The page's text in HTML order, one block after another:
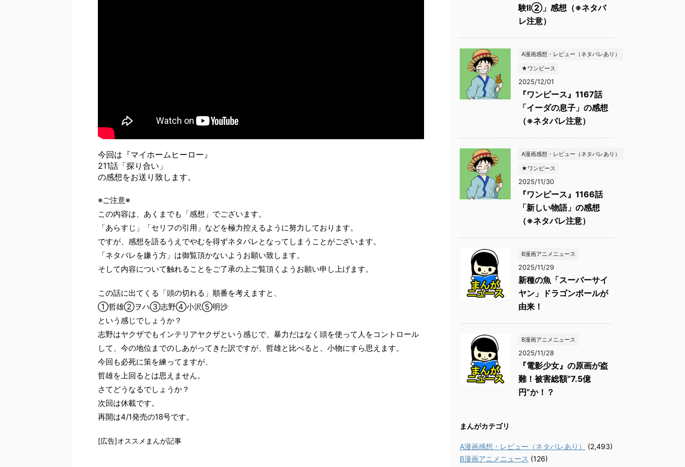
今回は『マイホームヒーロー』
211話「探り合い」
の感想をお送り致します。
※ご注意※
この内容は、あくまでも「感想」でございます。
「あらすじ」「セリフの引用」などを極力控えるように努力しております。
ですが、感想を語るうえでやむを得ずネタバレとなってしまうことがございます。
「ネタバレを嫌う方」は御覧頂かないようお願い致します。
そして内容について触れることをご了承の上ご覧頂くようお願い申し上げます。
この話に出てくる「頭の切れる」順番を考えますと、
①哲雄②ヲハ③志野④小沢⑤明沙
という感じでしょうか？
志野はヤクザでもインテリアヤクザという感じで、暴力だはなく頭を使って人をコントロール
して、今の地位までのしあがってきた訳ですが、哲雄と比べると、小物にすら思えます。
今回も必死に策を練ってますが、
哲雄を上回るとは思えません。
さてどうなるでしょうか？
次回は休載です。
再開は4/1発売の18号です。
[広告]オススメまんが記事
験Ⅱ②」感想（※ネタバ
レ注意）
A漫画感想・レビュー（ネタバレあり）
★ワンピース
2025/12/01
『ワンピース』1167話
「イーダの息子」の感想
（※ネタバレ注意）
A漫画感想・レビュー（ネタバレあり）
★ワンピース
2025/11/30
『ワンピース』1166話
「新しい物語」の感想
（※ネタバレ注意）
B漫画アニメニュース
2025/11/29
新種の魚「スーパーサイ
ヤン」ドラゴンボールが
由来！
B漫画アニメニュース
2025/11/28
『電影少女』の原画が盗
難！被害総額“7.5億
円”か！？
まんがカテゴリ
A漫画感想・レビュー（ネタバレあり）
(2,493)
B漫画アニメニュース (126)